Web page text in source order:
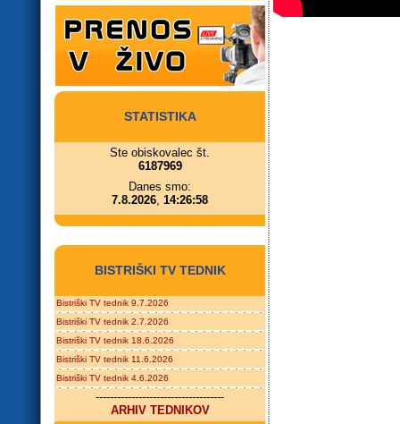
STATISTIKA
Ste obiskovalec št.
6187969
Danes smo:
7.8.2026, 14:26:58
BISTRIŠKI TV TEDNIK
Bistriški TV tednik 9.7.2026
Bistriški TV tednik 2.7.2026
Bistriški TV tednik 18.6.2026
Bistriški TV tednik 11.6.2026
Bistriški TV tednik 4.6.2026
------------------------------------
ARHIV TEDNIKOV